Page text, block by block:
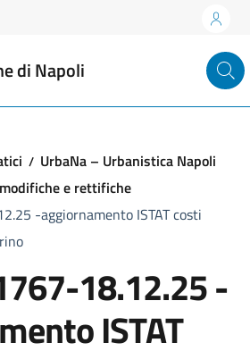
di Napoli
UrbaNa – Urbanistica Napoli
e rettifiche
-aggiornamento ISTAT costi
18.12.25 -
ISTAT